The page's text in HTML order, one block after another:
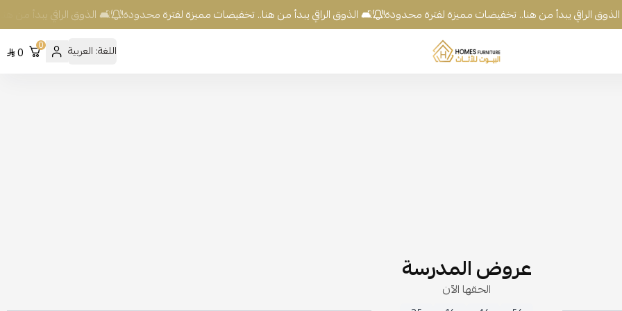
الراقي يبدأ من هنا.. تخفيضات مميزة لفترة محدودة! 🛋️ الذوق الراقي يبدأ من هنا.. تخفيضات مميزة لفترة محدودة! 🛋️ الذوق الراقي يبدأ من
شركة البيوت للأثاث اللغة: العربية 0
0
عروض المدرسة
الحقها الآن